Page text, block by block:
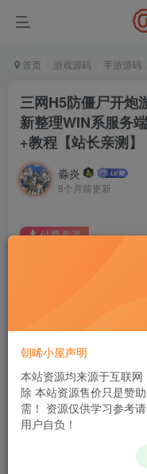
首页 游戏源码 手游源码
三网H5防僵尸开炮
新整理WIN系服务
+教程【站长亲测】
淼炎
8个月前更新
此内容为付费资源，请付
普通会员R0.9
您当前
付费资源
WIN系服务端+Linux手
朝晞小屋声明
本站资源均来源于互联
除 本站资源售价只是赞
需！ 资源仅供学习参考
用户自负！